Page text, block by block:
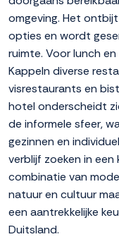
omgeving. Het
opties en wordt
ruimte. Voor lunch
Kappeln diverse
visrestaurants en
hotel onderscheidt
de informele sfeer,
gezinnen en
verblijf zoeken in een
combinatie van
natuur en cultuur
een aantrekkelijke
Duitsland.